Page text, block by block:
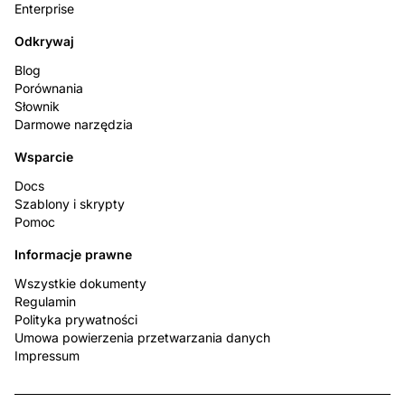
Enterprise
Odkrywaj
Blog
Porównania
Słownik
Darmowe narzędzia
Wsparcie
Docs
Szablony i skrypty
Pomoc
Informacje prawne
Wszystkie dokumenty
Regulamin
Polityka prywatności
Umowa powierzenia przetwarzania danych
Impressum